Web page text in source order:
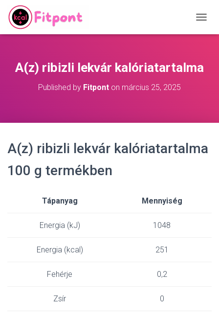
O
E
I
O
A(z) ribizli lekvár kalóriatartalma
Published by Fitpont on március 25, 2025
A(z) ribizli lekvár kalóriatartalma
100 g termékben
Tápanyag Mennyiség
Energia (kJ) 1048
Energia (kcal) 251
Fehérje 0,2
Zsír 0